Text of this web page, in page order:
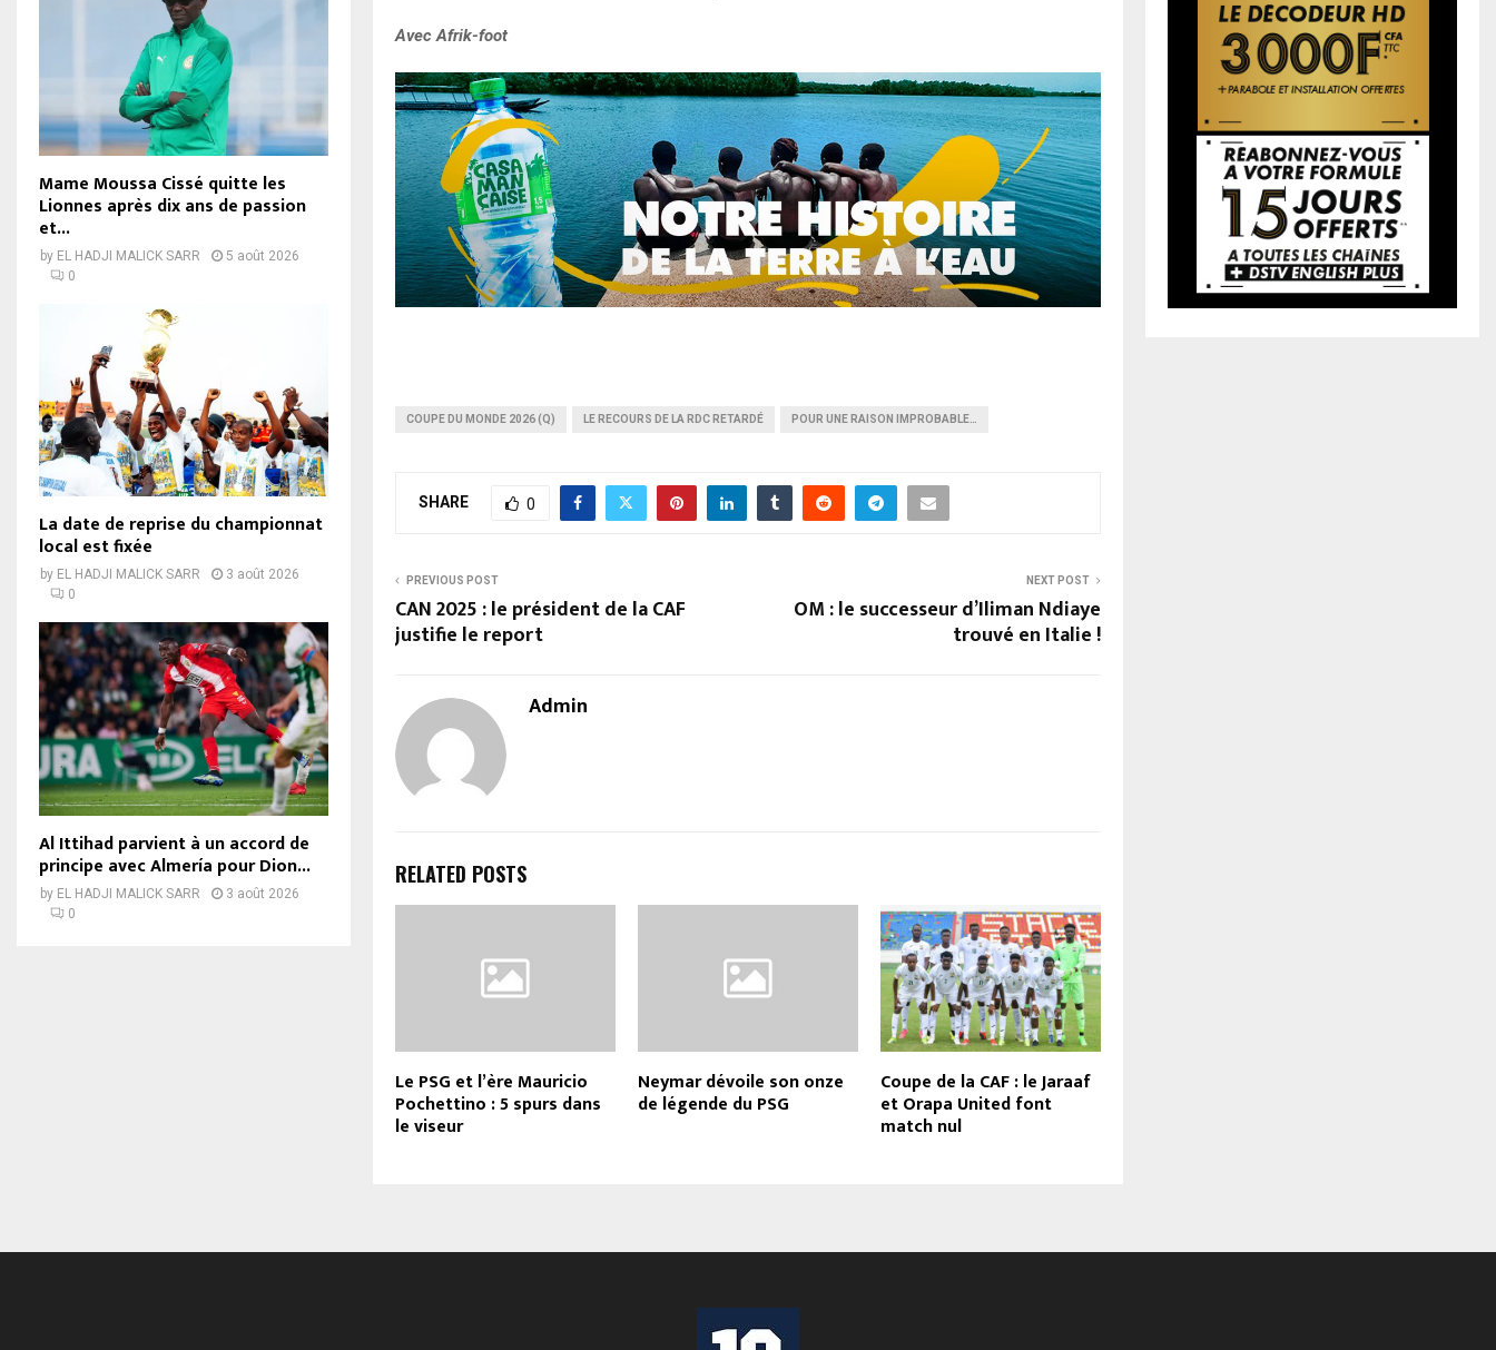
Avec Afrik-foot
COUPE DU MONDE 2026 (Q) LE RECOURS DE LA RDC RETARDÉ POUR UNE RAISON IMPROBABLE…
SHARE 0
PREVIOUS POST
CAN 2025 : le président de la CAF
justifie le report
NEXT POST
OM : le successeur d’Iliman Ndiaye
trouvé en Italie !
Admin
RELATED POSTS
Le PSG et l’ère Mauricio
Pochettino : 5 spurs dans
le viseur
Neymar dévoile son onze
de légende du PSG
Coupe de la CAF : le Jaraaf
et Orapa United font
match nul
Mame Moussa Cissé quitte les
Lionnes après dix ans de passion
et...
by EL HADJI MALICK SARR
5 août 2026
0
La date de reprise du championnat
local est fixée
by EL HADJI MALICK SARR
3 août 2026
0
Al Ittihad parvient à un accord de
principe avec Almería pour Dion...
by EL HADJI MALICK SARR
3 août 2026
0